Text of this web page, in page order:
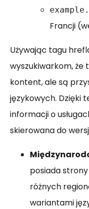
Francji
Używając tagu
wyszukiwarkom,
kontent, ale są
językowych. Dzięki
informacji o
skierowana do
posiada
różnych
wariantami